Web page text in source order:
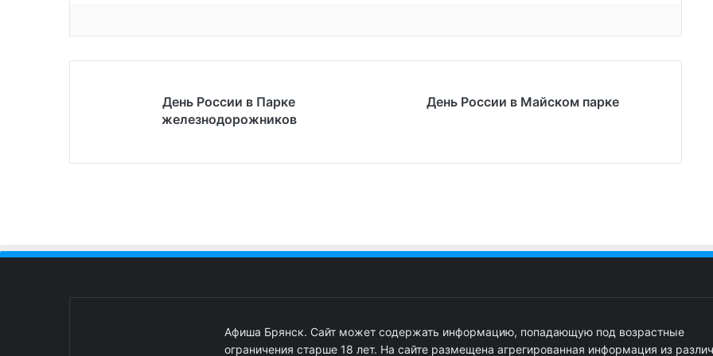
День России в Парке
железнодорожников
День России в Майском парке
Афиша Брянск. Сайт может содержать информацию, попадающую под возрастные
ограничения старше 18 лет. На сайте размещена агрегированная информация из